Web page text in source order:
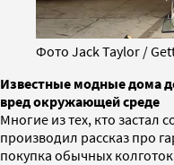
Фото Jack Taylor /
Известные модные дома
вред окружающей среде
Многие из тех, кто застал
производил рассказ про
покупка обычных